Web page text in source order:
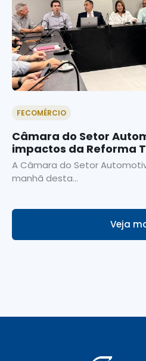
FECOMÉRCIO
Câmara do Setor
impactos da Reforma
A Câmara do Setor
manhã desta...
Veja